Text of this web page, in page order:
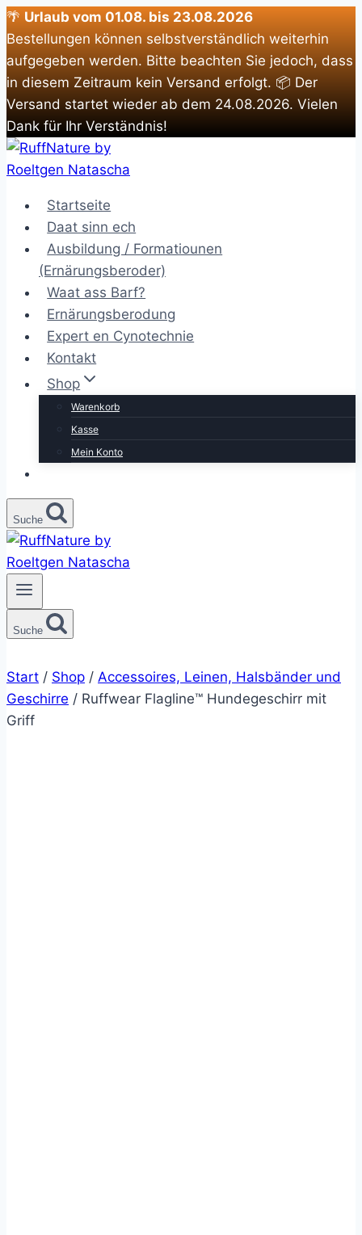
🌴 Urlaub vom 01.08. bis 23.08.2026
Bestellungen können selbstverständlich weiterhin
aufgegeben werden. Bitte beachten Sie jedoch, dass
in diesem Zeitraum kein Versand erfolgt. 📦 Der
Versand startet wieder ab dem 24.08.2026. Vielen
Dank für Ihr Verständnis!
Zum
Inhalt
Startseite
Daat sinn ech
Ausbildung / Formatiounen
(Ernärungsberoder)
Waat ass Barf?
Ernärungsberodung
Expert en Cynotechnie
Kontakt
Shop
Warenkorb
Kasse
Mein Konto
Suche
Suche
Start / Shop / Accessoires, Leinen, Halsbänder und
Geschirre / Ruffwear Flagline™ Hundegeschirr mit
Griff